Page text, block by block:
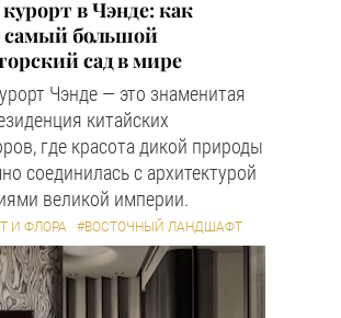
в Чэнде: как
самый большой
сад в мире
Чэнде — это знаменитая
китайских
где красота дикой природы
соединилась с архитектурой
великой империи.
И ФЛОРА #ВОСТОЧНЫЙ ЛАНДШАФТ